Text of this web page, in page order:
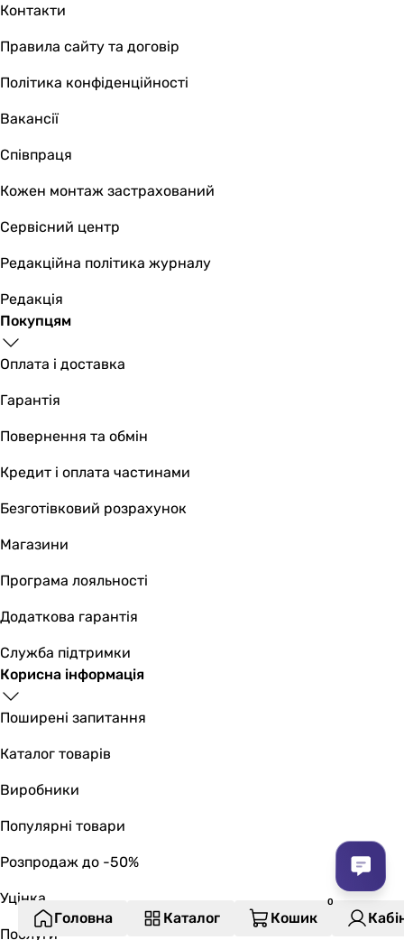
Контакти
Правила сайту та договір
Політика конфіденційності
Вакансії
Співпраця
Кожен монтаж застрахований
Сервісний центр
Редакційна політика журналу
Редакція
Покупцям
Оплата і доставка
Гарантія
Повернення та обмін
Кредит і оплата частинами
Безготівковий розрахунок
Магазини
Програма лояльності
Додаткова гарантія
Служба підтримки
Корисна інформація
Поширені запитання
Каталог товарів
Виробники
Популярні товари
Розпродаж до -50%
Уцінка
Послуги
Головна Каталог Кошик